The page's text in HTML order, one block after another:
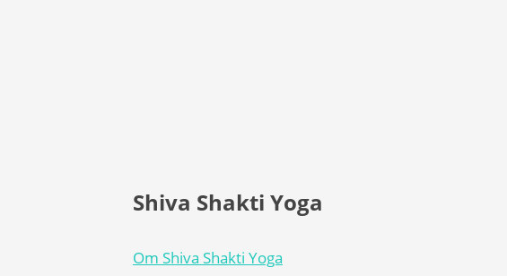
Shiva Shakti Yoga
Om Shiva Shakti Yoga